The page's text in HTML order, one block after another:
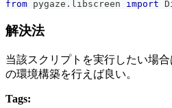
from pygaze . libscreen import
解決法
当該スクリプトを実行したい場合
の環境構築を行えば良い。
Tags: